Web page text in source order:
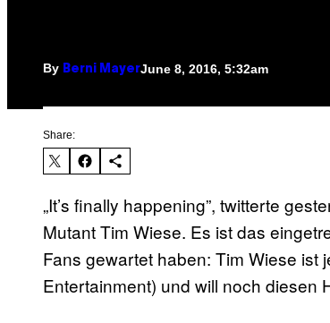
By Berni MayerJune 8, 2016, 5:32am
Share:
„It’s finally happening”, twitterte
Mutant Tim Wiese. Es ist das
Fans gewartet haben: Tim Wiese ist
Entertainment) und will noch diesen